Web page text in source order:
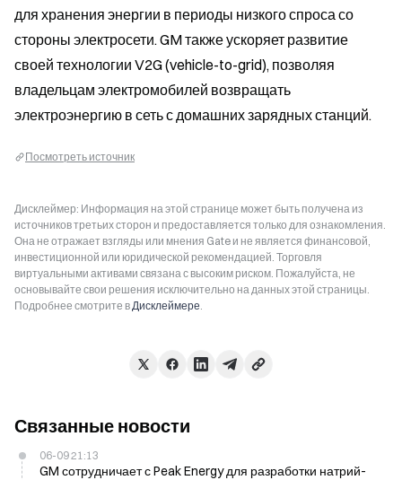
для хранения энергии в периоды низкого спроса со
стороны электросети. GM также ускоряет развитие
своей технологии V2G (vehicle-to-grid), позволяя
владельцам электромобилей возвращать
электроэнергию в сеть с домашних зарядных станций.
Посмотреть источник
Дисклеймер: Информация на этой странице может быть получена из
источников третьих сторон и предоставляется только для ознакомления.
Она не отражает взгляды или мнения Gate и не является финансовой,
инвестиционной или юридической рекомендацией. Торговля
виртуальными активами связана с высоким риском. Пожалуйста, не
основывайте свои решения исключительно на данных этой страницы.
Подробнее смотрите вДисклеймере.
Связанные новости
06-09 21:13
GM сотрудничает с Peak Energy для разработки натрий-